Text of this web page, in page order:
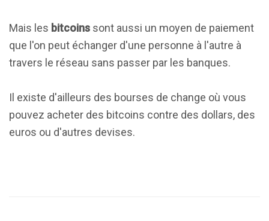
Mais les bitcoins sont aussi un moyen de paiement
que l'on peut échanger d'une personne à l'autre à
travers le réseau sans passer par les banques.
Il existe d'ailleurs des bourses de change où vous
pouvez acheter des bitcoins contre des dollars, des
euros ou d'autres devises.